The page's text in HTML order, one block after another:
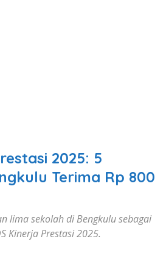
2025: 5
Terima Rp 800
lima sekolah di Bengkulu sebagai
Kinerja Prestasi 2025.